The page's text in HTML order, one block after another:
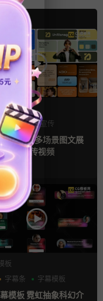
板
绍
产品宣传
展示
板 横竖屏多场景图文展
产品宣传视频
板
字幕条 字幕模板
模板 霓虹抽象科幻介